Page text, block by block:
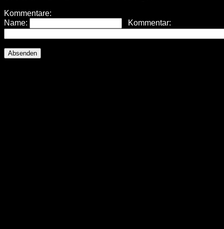
Kommentare:
Name:
Kommentar: